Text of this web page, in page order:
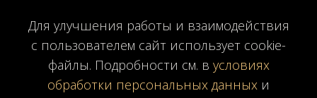
Youtube
Карта сайта
Для улучшения работы и взаимодействия
с пользователем сайт использует cookie-
файлы. Подробности см. в условиях
обработки персональных данных и